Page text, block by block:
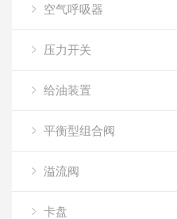
空气呼吸器
压力开关
给油装置
平衡型组合阀
溢流阀
卡盘